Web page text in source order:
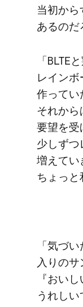
当初から​
あるのだ
「BLTE
レインボ
作ってい
それから
要望を​受
少しずつ
増えてい
ちょっと​
「気づ
入りの​サ
『おい
うれしい